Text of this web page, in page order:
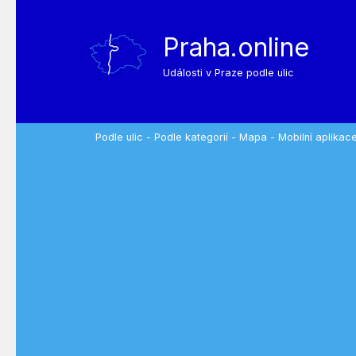
Praha.online
Události v Praze podle ulic
Podle ulic - Podle kategorií - Mapa - Mobilní